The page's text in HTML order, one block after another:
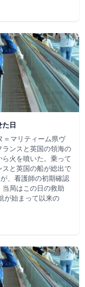
日
＝マリティーム県ヴ
ンスと英国の領海の
火を噴いた。乗って
と英国の船が総出で
、看護師の初期確認
局はこの日の救助
が始まって以来の